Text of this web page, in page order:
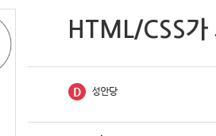
HTML/CSS가